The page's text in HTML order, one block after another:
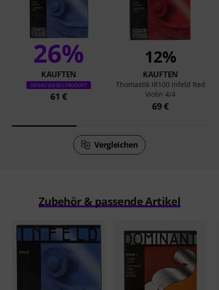
26%
KAUFTEN
GENAU DIESES PRODUKT
61 €
12%
KAUFTEN
Thomastik IR100 Infeld Red
Violin 4/4
69 €
Vergleichen
Zubehör & passende Artikel